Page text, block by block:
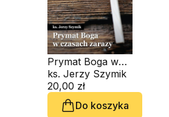
Prymat Boga w
czasach zarazy.
Zeszyt Formacji
Duchowej nr 98
ks. Jerzy Szymik
20,00 zł
Do koszyka